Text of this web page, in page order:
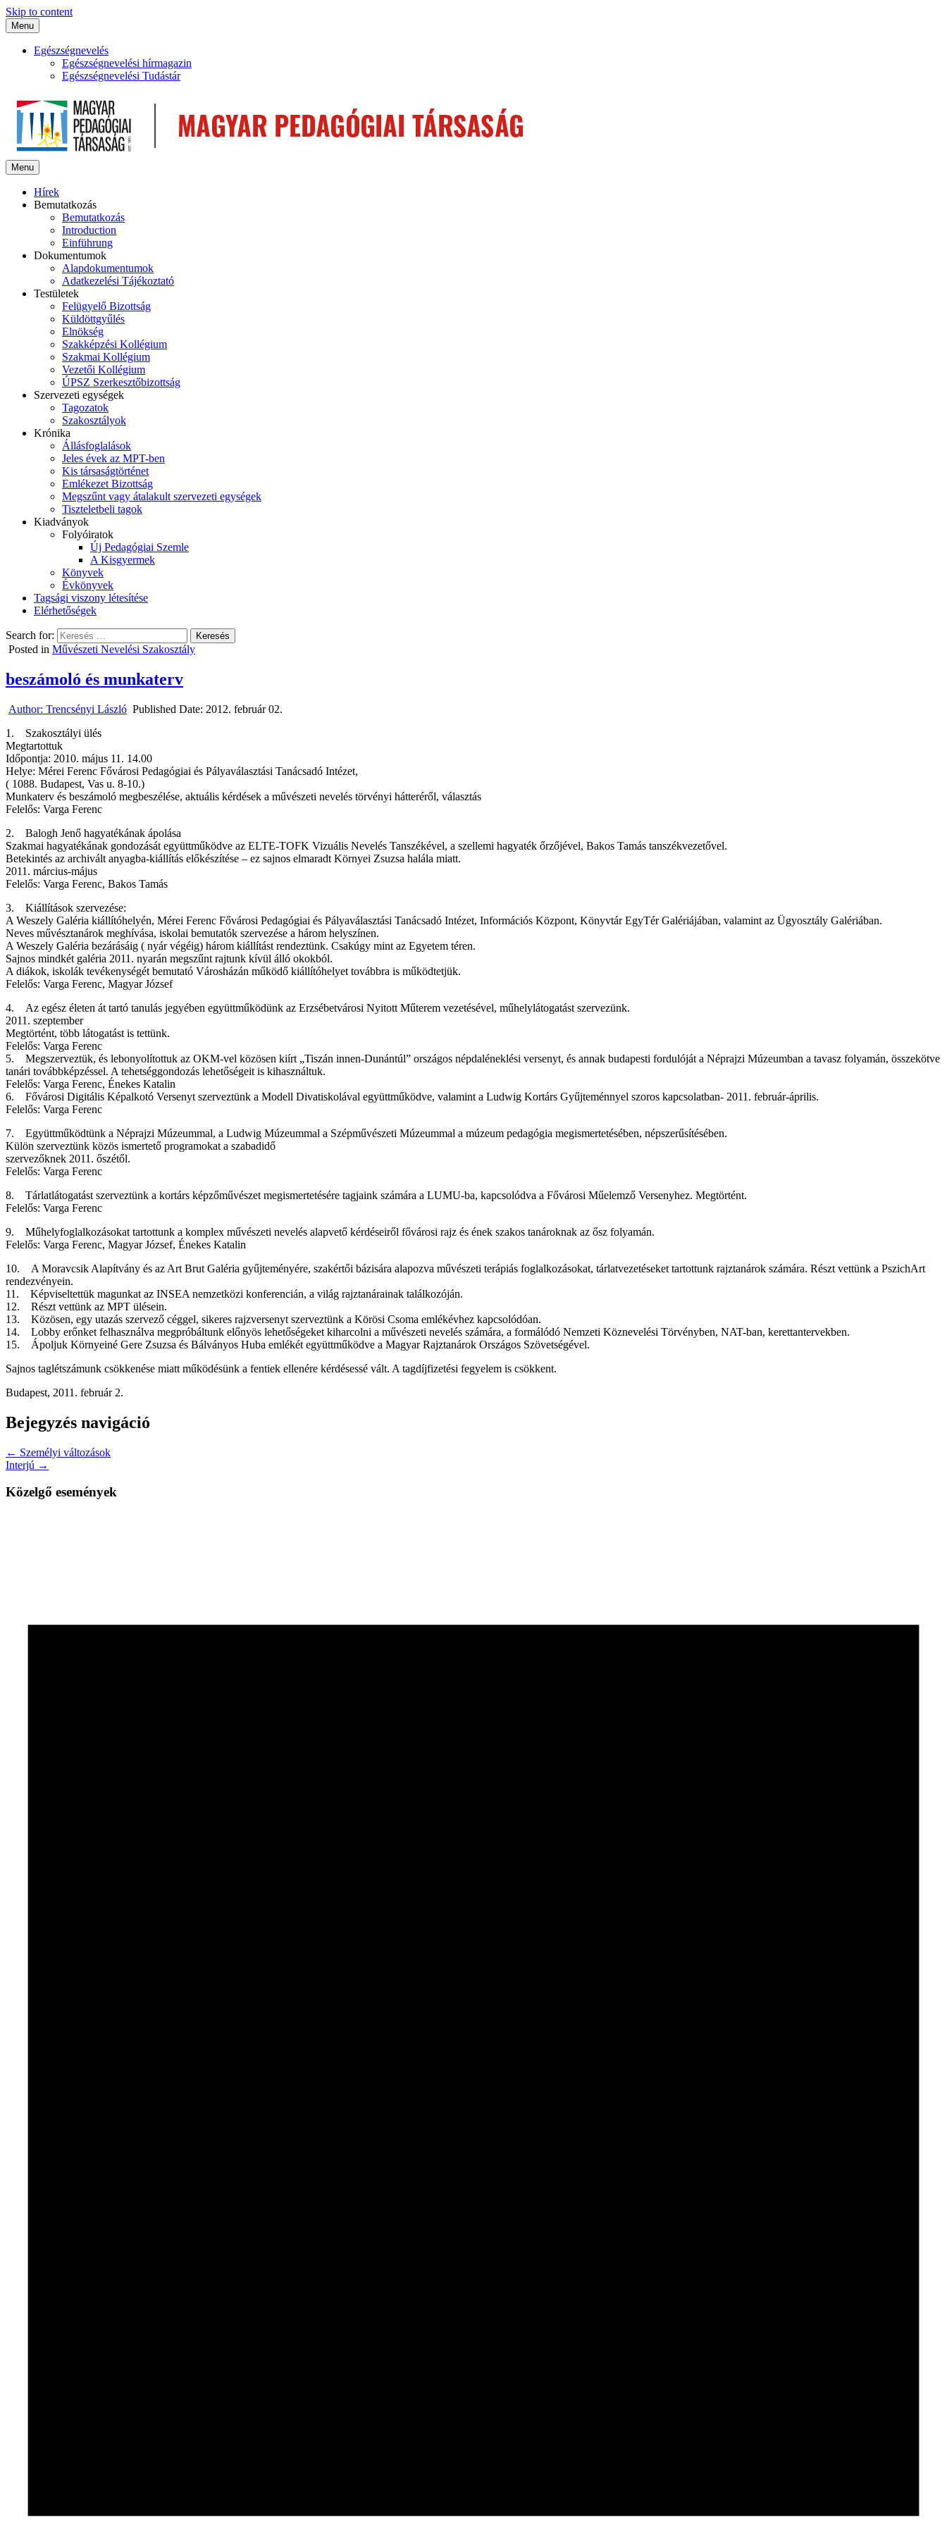
Skip to content
Menu
Egészségnevelés
Egészségnevelési hírmagazin
Egészségnevelési Tudástár
Menu
Hírek
Bemutatkozás
Bemutatkozás
Introduction
Einführung
Dokumentumok
Alapdokumentumok
Adatkezelési Tájékoztató
Testületek
Felügyelő Bizottság
Küldöttgyűlés
Elnökség
Szakképzési Kollégium
Szakmai Kollégium
Vezetői Kollégium
ÚPSZ Szerkesztőbizottság
Szervezeti egységek
Tagozatok
Szakosztályok
Krónika
Állásfoglalások
Jeles évek az MPT-ben
Kis társaságtörténet
Emlékezet Bizottság
Megszűnt vagy átalakult szervezeti egységek
Tiszteletbeli tagok
Kiadványok
Folyóiratok
Új Pedagógiai Szemle
A Kisgyermek
Könyvek
Évkönyvek
Tagsági viszony létesítése
Elérhetőségek
Search for:
Posted in Művészeti Nevelési Szakosztály
beszámoló és munkaterv
Author: Trencsényi László Published Date: 2012. február 02.
1. Szakosztályi ülés
Megtartottuk
Időpontja: 2010. május 11. 14.00
Helye: Mérei Ferenc Fővárosi Pedagógiai és Pályaválasztási Tanácsadó Intézet,
( 1088. Budapest, Vas u. 8-10.)
Munkaterv és beszámoló megbeszélése, aktuális kérdések a művészeti nevelés törvényi hátteréről, választás
Felelős: Varga Ferenc
2. Balogh Jenő hagyatékának ápolása
Szakmai hagyatékának gondozását együttműködve az ELTE-TOFK Vizuális Nevelés Tanszékével, a szellemi hagyaték őrzőjével, Bakos Tamás tanszékvezetővel.
Betekintés az archivált anyagba-kiállítás előkészítése – ez sajnos elmaradt Környei Zsuzsa halála miatt.
2011. március-május
Felelős: Varga Ferenc, Bakos Tamás
3. Kiállítások szervezése:
A Weszely Galéria kiállítóhelyén, Mérei Ferenc Fővárosi Pedagógiai és Pályaválasztási Tanácsadó Intézet, Információs Központ, Könyvtár EgyTér Galériájában, valamint az Ügyosztály Galériában.
Neves művésztanárok meghívása, iskolai bemutatók szervezése a három helyszínen.
A Weszely Galéria bezárásáig ( nyár végéig) három kiállítást rendeztünk. Csakúgy mint az Egyetem téren.
Sajnos mindkét galéria 2011. nyarán megszűnt rajtunk kívül álló okokból.
A diákok, iskolák tevékenységét bemutató Városházán működő kiállítóhelyet továbbra is működtetjük.
Felelős: Varga Ferenc, Magyar József
4. Az egész életen át tartó tanulás jegyében együttműködünk az Erzsébetvárosi Nyitott Műterem vezetésével, műhelylátogatást szervezünk.
2011. szeptember
Megtörtént, több látogatást is tettünk.
Felelős: Varga Ferenc
5. Megszerveztük, és lebonyolítottuk az OKM-vel közösen kiírt „Tiszán innen-Dunántúl” országos népdaléneklési versenyt, és annak budapesti fordulóját a Néprajzi Múzeumban a tavasz folyamán, összekötve
tanári továbbképzéssel. A tehetséggondozás lehetőségeit is kihasználtuk.
Felelős: Varga Ferenc, Énekes Katalin
6. Fővárosi Digitális Képalkotó Versenyt szerveztünk a Modell Divatiskolával együttműködve, valamint a Ludwig Kortárs Gyűjteménnyel szoros kapcsolatban- 2011. február-április.
Felelős: Varga Ferenc
7. Együttműködtünk a Néprajzi Múzeummal, a Ludwig Múzeummal a Szépművészeti Múzeummal a múzeum pedagógia megismertetésében, népszerűsítésében.
Külön szerveztünk közös ismertető programokat a szabadidő
szervezőknek 2011. őszétől.
Felelős: Varga Ferenc
8. Tárlatlátogatást szerveztünk a kortárs képzőművészet megismertetésére tagjaink számára a LUMU-ba, kapcsolódva a Fővárosi Műelemző Versenyhez. Megtörtént.
Felelős: Varga Ferenc
9. Műhelyfoglalkozásokat tartottunk a komplex művészeti nevelés alapvető kérdéseiről fővárosi rajz és ének szakos tanároknak az ősz folyamán.
Felelős: Varga Ferenc, Magyar József, Énekes Katalin
10. A Moravcsik Alapítvány és az Art Brut Galéria gyűjteményére, szakértői bázisára alapozva művészeti terápiás foglalkozásokat, tárlatvezetéseket tartottunk rajztanárok számára. Részt vettünk a PszichArt
rendezvényein.
11. Képviseltettük magunkat az INSEA nemzetközi konferencián, a világ rajztanárainak találkozóján.
12. Részt vettünk az MPT ülésein.
13. Közösen, egy utazás szervező céggel, sikeres rajzversenyt szerveztünk a Körösi Csoma emlékévhez kapcsolódóan.
14. Lobby erőnket felhasználva megpróbáltunk előnyös lehetőségeket kiharcolni a művészeti nevelés számára, a formálódó Nemzeti Köznevelési Törvényben, NAT-ban, kerettantervekben.
15. Ápoljuk Környeiné Gere Zsuzsa és Bálványos Huba emlékét együttműködve a Magyar Rajztanárok Országos Szövetségével.
Sajnos taglétszámunk csökkenése miatt működésünk a fentiek ellenére kérdésessé vált. A tagdíjfizetési fegyelem is csökkent.
Budapest, 2011. február 2.
Bejegyzés navigáció
← Személyi változások
Interjú →
Közelgő események